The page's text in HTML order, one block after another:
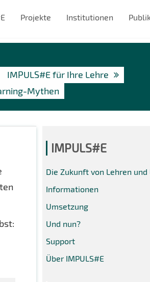
Projekte Institutionen
IMPULS#E für Ihre Lehre
Mythen
IMPULS#E
Die Zukunft von Lehren und
Informationen
Umsetzung
Und nun?
Support
Über IMPULS#E